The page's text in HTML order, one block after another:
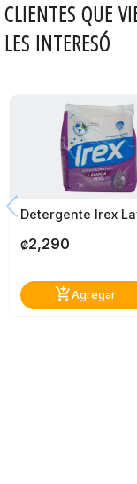
CLIENTES QUE
LES INTERESÓ
₡2,290
add_shopping_cartAgregar